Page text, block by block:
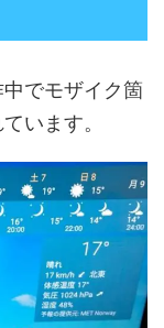
でモザイク箇
います。